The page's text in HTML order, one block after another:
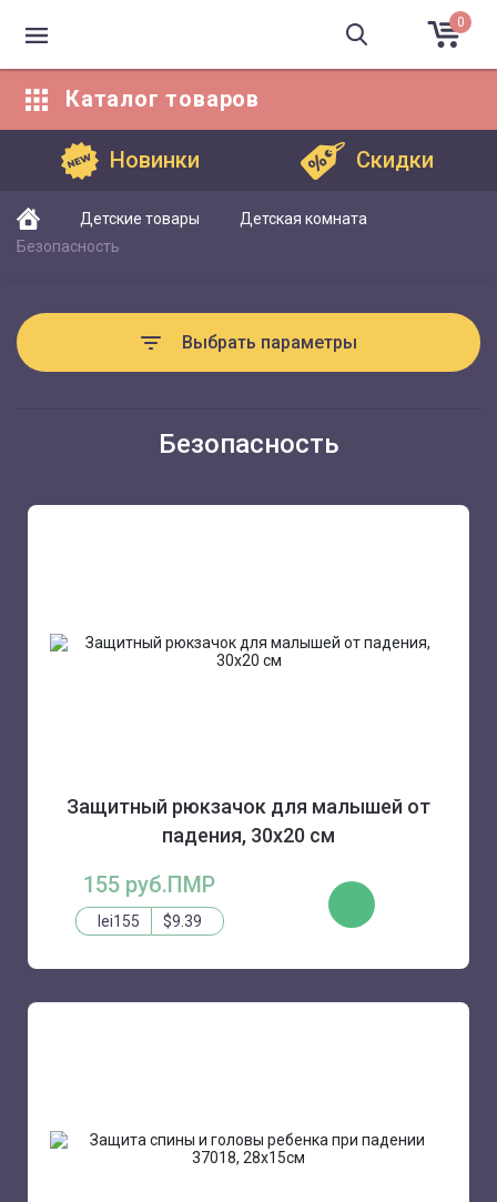
0
Каталог товаров
Новинки Скидки
Детские товары
Детская комната
Безопасность
Выбрать параметры
Безопасность
Защитный рюкзачок для малышей от
падения, 30х20 см
155 руб.ПМР
lei155 $9.39
КУПИТЬ